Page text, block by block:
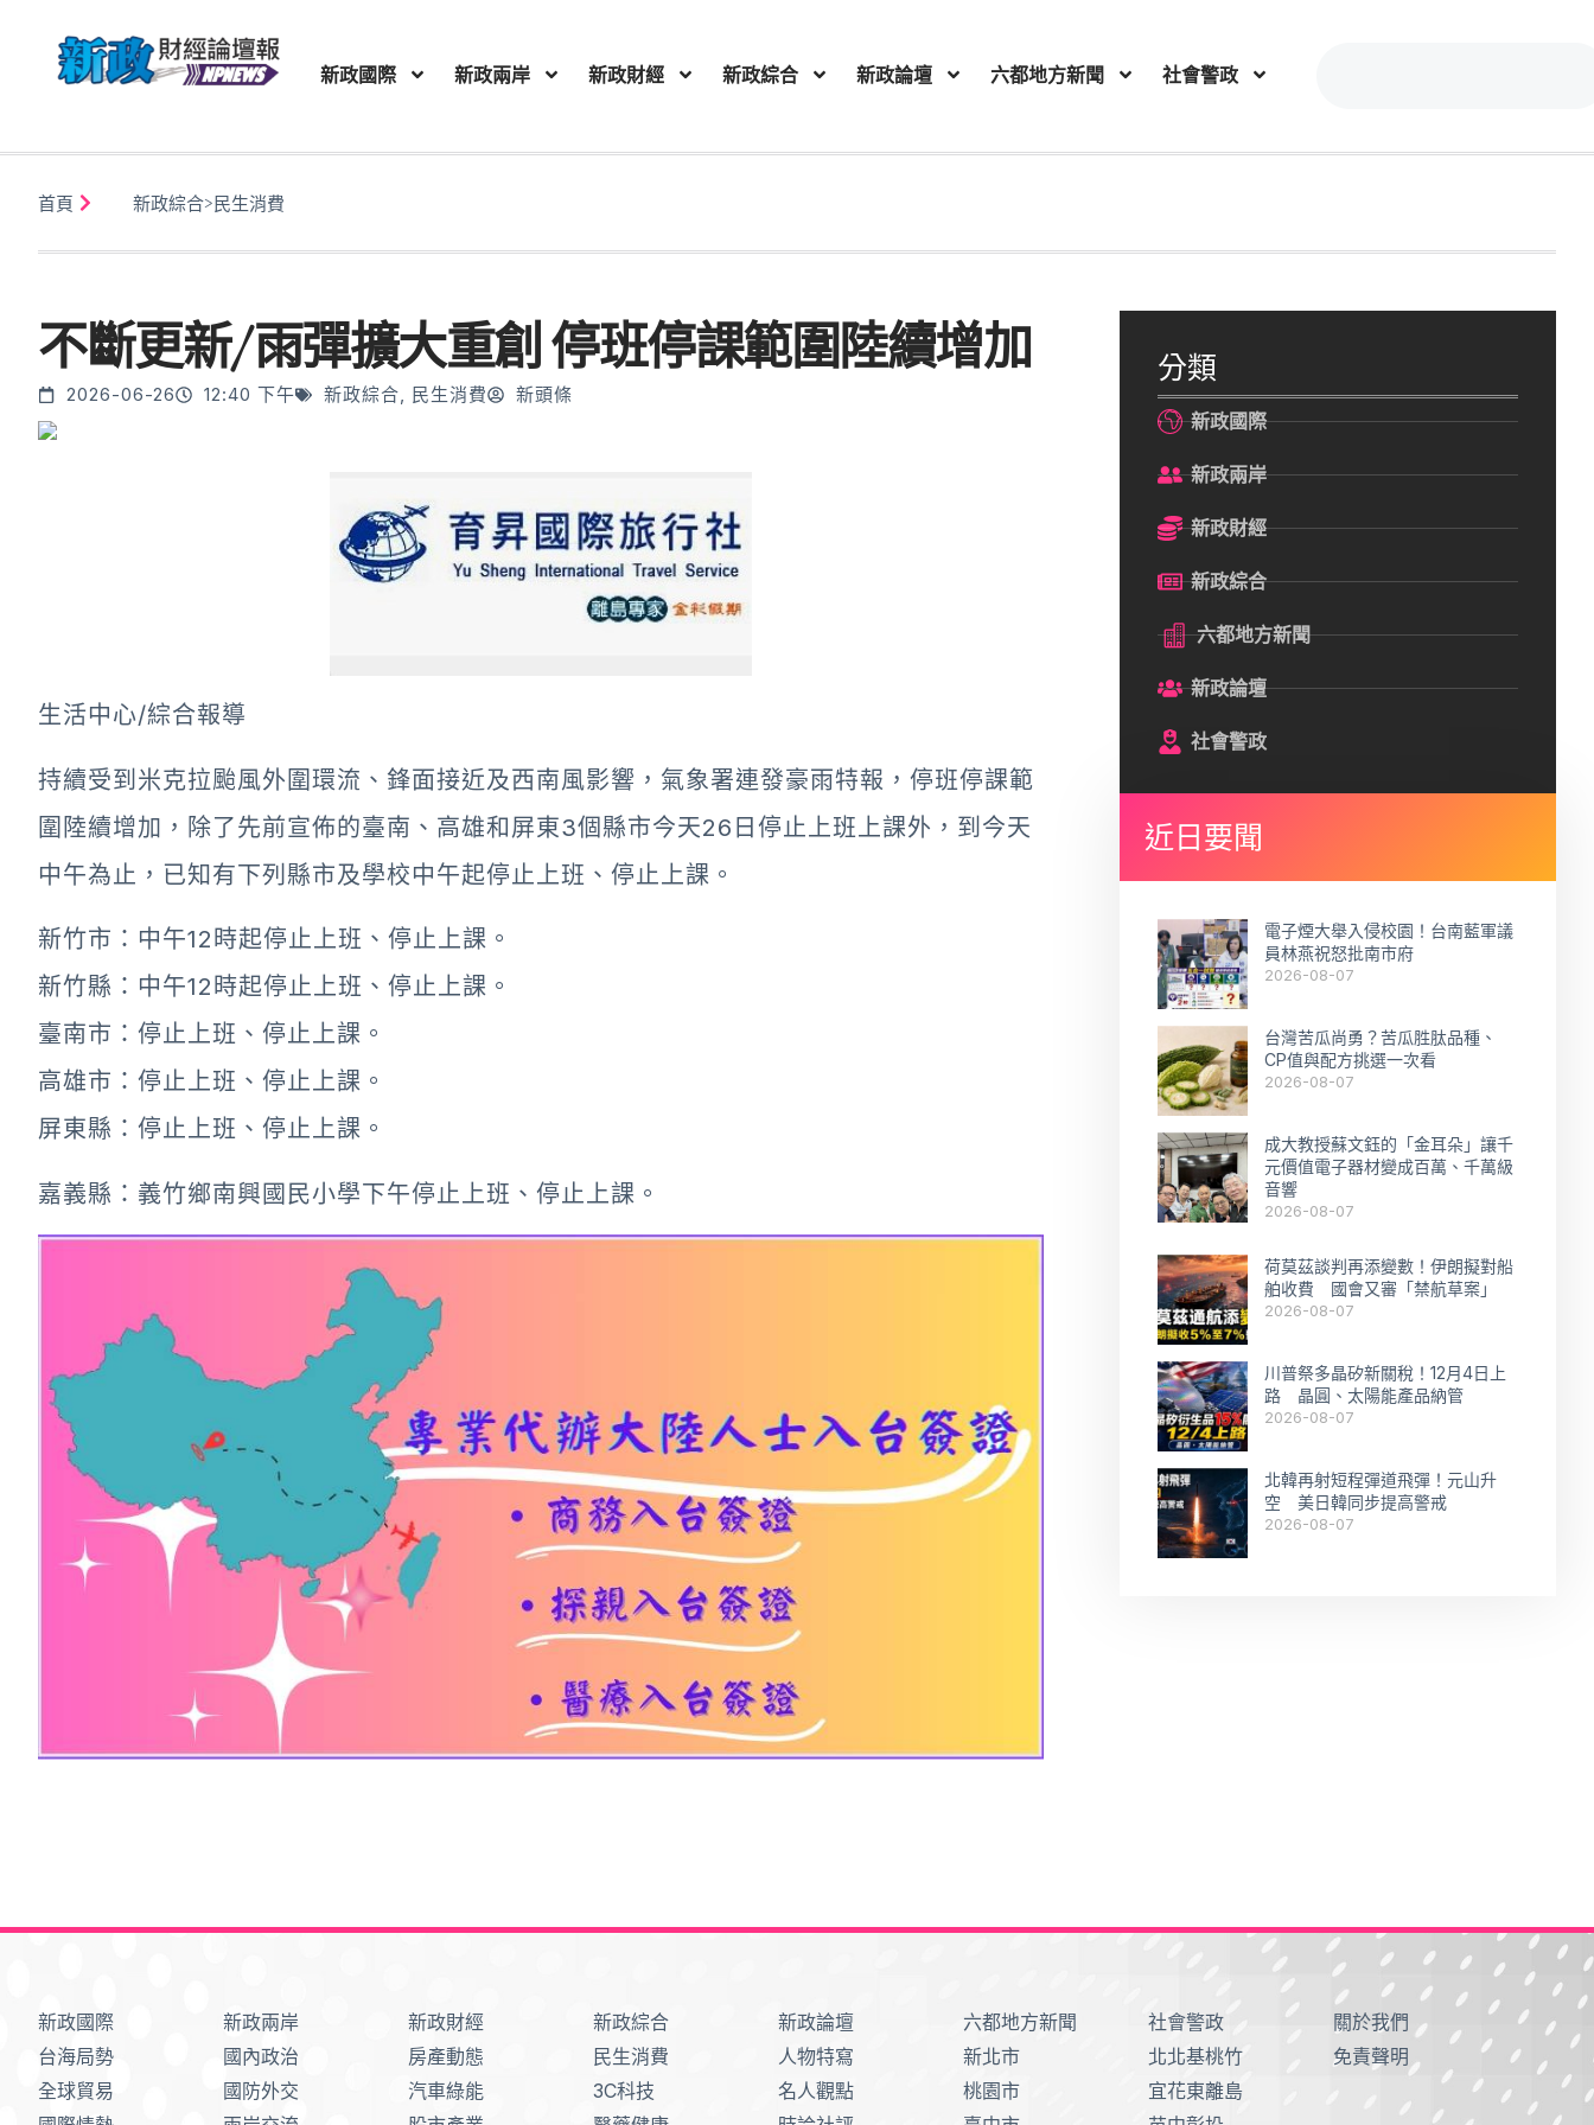
新政國際 新政兩岸 新政財經 新政綜合 新政論壇 六都地方新聞 社會警政
首頁 新政綜合>民生消費
不斷更新/雨彈擴大重創 停班停課範圍陸續增加
2026-06-26 12:40 下午 新政綜合, 民生消費 新頭條
生活中心/綜合報導
持續受到米克拉颱風外圍環流、鋒面接近及西南風影響，氣象署連發豪雨特報，停班停課範
圍陸續增加，除了先前宣佈的臺南、高雄和屏東3個縣市今天26日停止上班上課外，到今天
中午為止，已知有下列縣市及學校中午起停止上班、停止上課。
新竹市：中午12時起停止上班、停止上課。
新竹縣：中午12時起停止上班、停止上課。
臺南市：停止上班、停止上課。
高雄市：停止上班、停止上課。
屏東縣：停止上班、停止上課。
嘉義縣：義竹鄉南興國民小學下午停止上班、停止上課。
分類
新政國際
新政兩岸
新政財經
新政綜合
六都地方新聞
新政論壇
社會警政
近日要聞
電子煙大舉入侵校園！台南藍軍議
員林燕祝怒批南市府
2026-08-07
台灣苦瓜尚勇？苦瓜胜肽品種、
CP值與配方挑選一次看
2026-08-07
成大教授蘇文鈺的「金耳朵」讓千
元價值電子器材變成百萬、千萬級
音響
2026-08-07
荷莫茲談判再添變數！伊朗擬對船
舶收費 國會又審「禁航草案」
2026-08-07
川普祭多晶矽新關稅！12月4日上
路 晶圓、太陽能產品納管
2026-08-07
北韓再射短程彈道飛彈！元山升
空 美日韓同步提高警戒
2026-08-07
新政國際
台海局勢
全球貿易
新政兩岸
國內政治
國防外交
新政財經
房產動態
汽車綠能
新政綜合
民生消費
3C科技
新政論壇
人物特寫
名人觀點
六都地方新聞
新北市
桃園市
社會警政
北北基桃竹
宜花東離島
關於我們
免責聲明